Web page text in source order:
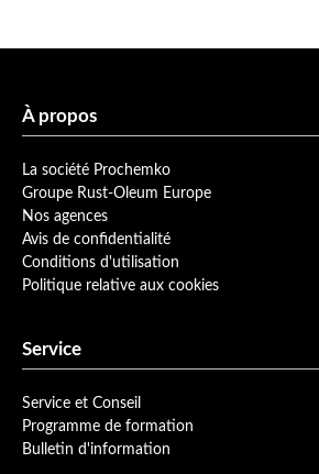
À propos
La société Prochemko
Groupe Rust-Oleum Europe
Nos agences
Avis de confidentialité
Conditions d'utilisation
Politique relative aux cookies
Service
Service et Conseil
Programme de formation
Bulletin d'information